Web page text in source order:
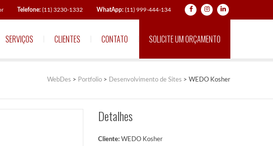
Telefone: (11) 3230-1332 WhatApp: (11) 999-444-134
SERVIÇOS CLIENTES CONTATO SOLICITE UM ORÇAMENTO
WebDes > Portfolio > Desenvolvimento de Sites > WEDO Kosher
Detalhes
Cliente: WEDO Kosher